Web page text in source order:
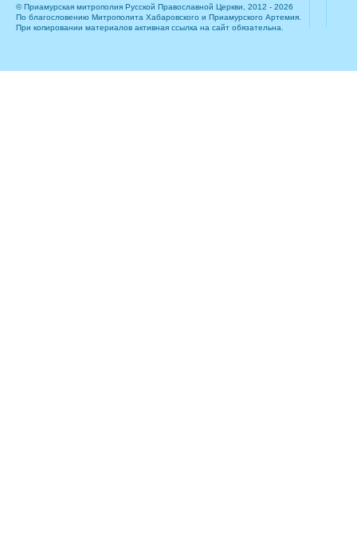
© Приамурская митрополия Русской Православной Церкви, 2012 - 2026
По благословению Митрополита Хабаровского и Приамурского Артемия.
При копировании материалов активная ссылка на сайт обязательна.